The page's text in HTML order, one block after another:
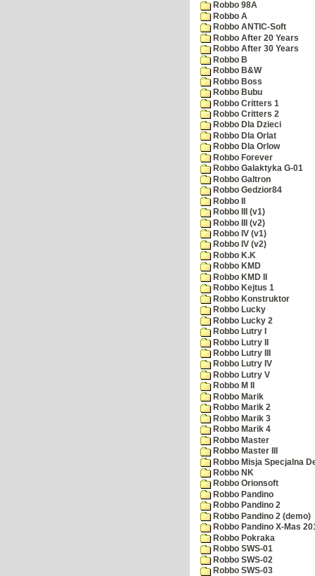
Robbo 98A
Robbo A
Robbo ANTIC-Soft
Robbo After 20 Years
Robbo After 30 Years
Robbo B
Robbo B&W
Robbo Boss
Robbo Bubu
Robbo Critters 1
Robbo Critters 2
Robbo Dla Dzieci
Robbo Dla Orlat
Robbo Dla Orlow
Robbo Forever
Robbo Galaktyka G-01
Robbo Galtron
Robbo Gedzior84
Robbo II
Robbo III (v1)
Robbo III (v2)
Robbo IV (v1)
Robbo IV (v2)
Robbo K.K
Robbo KMD
Robbo KMD II
Robbo Kejtus 1
Robbo Konstruktor
Robbo Lucky
Robbo Lucky 2
Robbo Lutry I
Robbo Lutry II
Robbo Lutry III
Robbo Lutry IV
Robbo Lutry V
Robbo M II
Robbo Marik
Robbo Marik 2
Robbo Marik 3
Robbo Marik 4
Robbo Master
Robbo Master III
Robbo Misja Specjalna
Robbo NK
Robbo Orionsoft
Robbo Pandino
Robbo Pandino 2
Robbo Pandino 2 (demo)
Robbo Pandino X-Mas
Robbo Pokraka
Robbo SWS-01
Robbo SWS-02
Robbo SWS-03